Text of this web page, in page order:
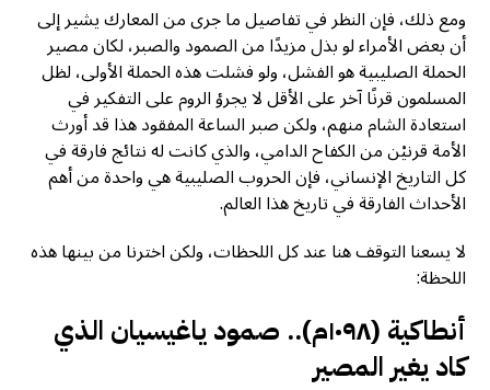
ومع ذلك، فإن النظر في تفاصيل ما جرى من المعارك يشير إلى
أن بعض الأمراء لو بذل مزيدًا من الصمود والصبر، لكان مصير
الحملة الصليبية هو الفشل، ولو فشلت هذه الحملة الأولى، لظل
المسلمون قرنًا آخر على الأقل لا يجرؤ الروم على التفكير في
استعادة الشام منهم، ولكن صبر الساعة المفقود هذا قد أورث
الأمة قرنيْن من الكفاح الدامي، والذي كانت له نتائج فارقة في
كل التاريخ الإنساني، فإن الحروب الصليبية هي واحدة من أهم
الأحداث الفارقة في تاريخ هذا العالم.
لا يسعنا التوقف هنا عند كل اللحظات، ولكن اخترنا من بينها هذه
اللحظة:
أنطاكية (١٠٩٨م).. صمود ياغيسيان الذي
كاد يغير المصير